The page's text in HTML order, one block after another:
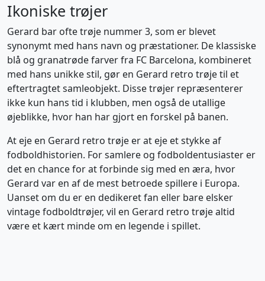
Ikoniske trøjer
Gerard bar ofte trøje nummer 3, som er blevet
synonymt med hans navn og præstationer. De klassiske
blå og granatrøde farver fra FC Barcelona, kombineret
med hans unikke stil, gør en Gerard retro trøje til et
eftertragtet samleobjekt. Disse trøjer repræsenterer
ikke kun hans tid i klubben, men også de utallige
øjeblikke, hvor han har gjort en forskel på banen.
At eje en Gerard retro trøje er at eje et stykke af
fodboldhistorien. For samlere og fodboldentusiaster er
det en chance for at forbinde sig med en æra, hvor
Gerard var en af de mest betroede spillere i Europa.
Uanset om du er en dedikeret fan eller bare elsker
vintage fodboldtrøjer, vil en Gerard retro trøje altid
være et kært minde om en legende i spillet.